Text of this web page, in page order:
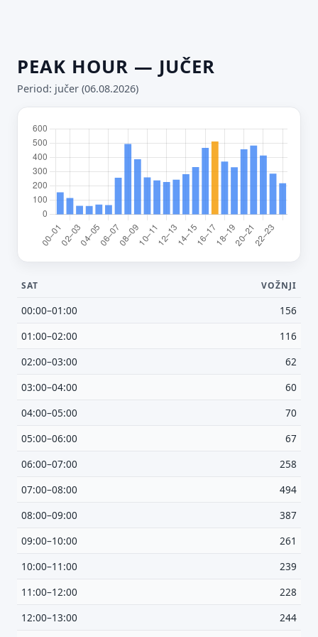
PEAK HOUR — JUČER
Period: jučer (06.08.2026)
SAT VOŽNJI
00:00–01:00
156
01:00–02:00
116
02:00–03:00
62
03:00–04:00
60
04:00–05:00
70
05:00–06:00
67
06:00–07:00
258
07:00–08:00
494
08:00–09:00
387
09:00–10:00
261
10:00–11:00
239
11:00–12:00
228
12:00–13:00
244
Predloži poboljšanje ove stranice
stranica može odgovoriti? (npr. “kada je
najpraznije?”, “što znači ovaj skok?”, “što još
usporediti?”)
Povratna informacija
Tvoj prijedlog